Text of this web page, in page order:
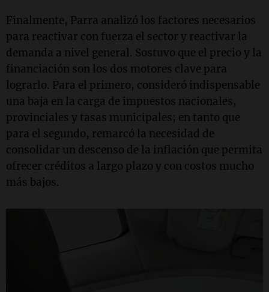
Finalmente, Parra analizó los factores necesarios
para reactivar con fuerza el sector y reactivar la
demanda a nivel general. Sostuvo que el precio y la
financiación son los dos motores clave para
lograrlo. Para el primero, consideró indispensable
una baja en la carga de impuestos nacionales,
provinciales y tasas municipales; en tanto que
para el segundo, remarcó la necesidad de
consolidar un descenso de la inflación que permita
ofrecer créditos a largo plazo y con costos mucho
más bajos.